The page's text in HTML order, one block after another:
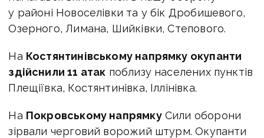
у районі Новоселівки та у бік Дробишевого,
Озерного, Лимана, Шийківки, Степового.
На Костянтинівському напрямку окупанти
здійснили 11 атак поблизу населених пунктів
Плещіївка, Костянтинівка, Іллінівка.
На Покровському напрямкуСили оборони
зірвали черговий ворожий штурм. Окупанти